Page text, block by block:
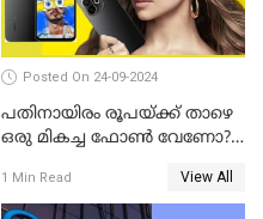
Posted On 24-09-2024
പതിനായിരം രൂപയ്ക്ക് താഴെ
ഒരു മികച്ച ഫോൺ വേണോ?
അവതരിപ്പിച്ചു
1 Min Read View All